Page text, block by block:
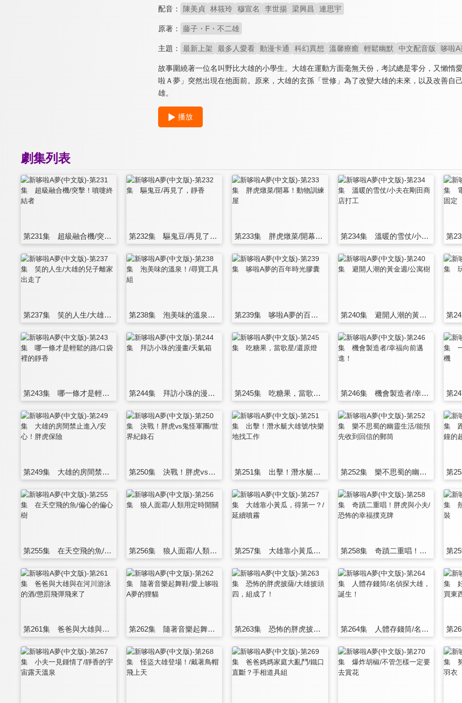
配音： 陳美貞 林筱玲 穆宣名 李世揚 梁興昌 連思宇
原著： 藤子・F・不二雄
主題： 最新上架 最多人愛看 動漫卡通 科幻異想 溫馨療癒 輕鬆幽默 中文配音版 哆啦A
故事圍繞著一位名叫野比大雄的小學生。大雄在運動方面毫無天份，考試總是零分，又懶惰
啦Ａ夢」突然出現在他面前。原來，大雄的玄孫「世修」為了改變大雄的未來，以及改善自
雄。
播放
劇集列表
第231集 超級融合機/突擊！噴嚏終結者 第232集 驅鬼豆/再見了，靜香 第233集 胖虎燉菜/開幕！動物訓練屋 第234集 溫暖的雪仗/小夫在剛田商店打工
第237集 笑的人生/大雄的兒子離家出走了 第238集 泡美味的溫泉！/尋寶工具組 第239集 哆啦A夢的百年時光膠囊 第240集 避開人潮的黃金週/公寓樹
第243集 哪一條才是輕鬆的路/口袋裡的靜香 第244集 拜訪小珠的漫畫/天氣箱 第245集 吃糖果，當歌星/還原燈 第246集 機會製造者/幸福向前邁進！
第249集 大雄的房間禁止進入/安心！胖虎保險 第250集 決戰！胖虎vs鬼怪軍團/世界紀錄石 第251集 出擊！潛水艇大雄號/快樂地找工作 第252集 樂不思蜀的幽靈生活/能預先收到回信的郵筒
第255集 在天空飛的魚/偏心的偏心樹 第256集 狼人面霜/人類用定時開關 第257集 大雄靠小黃瓜，得第一？/延續噴霧 第258集 奇蹟二重唱！胖虎與小夫/恐怖的幸福撲克牌
第261集 爸爸與大雄與在河川游泳的酒/懲罰飛彈飛來了 第262集 隨著音樂起舞鞋/愛上哆啦A夢的狸貓 第263集 恐怖的胖虎披薩/大雄披頭四，組成了！ 第264集 人體存錢筒/名偵探大雄，誕生！